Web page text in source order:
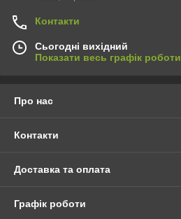
Контакти
Сьогодні вихідний
Показати весь графік роботи
Про нас
Контакти
Доставка та оплата
Графік роботи